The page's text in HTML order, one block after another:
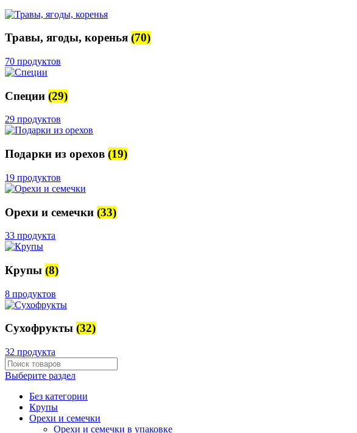
Травы, ягоды, коренья (70)
70 продуктов
Специи (29)
29 продуктов
Подарки из орехов (19)
19 продуктов
Орехи и семечки (33)
33 продукта
Крупы (8)
8 продуктов
Сухофрукты (32)
32 продукта
Выберите раздел
Без категории
Крупы
Орехи и семечки
Орехи и семечки в упаковке